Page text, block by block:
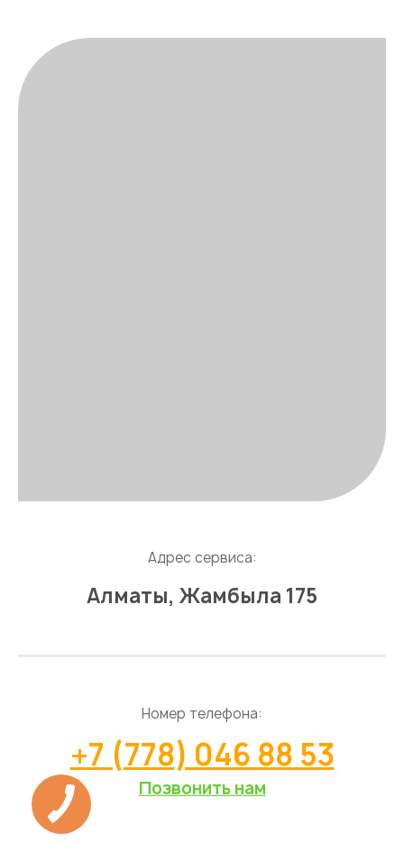
Адрес сервиса:
Алматы, Жамбыла 175
Номер телефона:
+7 (778) 046 88 53
Позвонить нам